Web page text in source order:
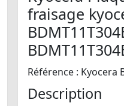
fraisage
Référence : Kyocera
Description